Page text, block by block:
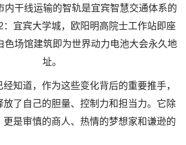
内干线运输的智轨是宜宾智慧交通体系的
：宜宾大学城，欧阳明高院士工作站即座
色场馆建筑即为世界动力电池大会永久地
址。
知道，作为这些变化背后的重要推手，
放了自己的胆量、控制力和担当力。它除
更是审慎的商人、热情的梦想家和谦逊的